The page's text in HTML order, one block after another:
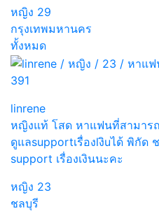
หญิง 29
กรุงเทพมหานคร
ทั้งหมด
391
linrene
หญิงแท้ โสด หาแฟนที่สามารถ
ดูแลsupportเรื่องlงิuได้ พิกัด
support เรื่องเงินนะคะ
หญิง 23
ชลบุรี